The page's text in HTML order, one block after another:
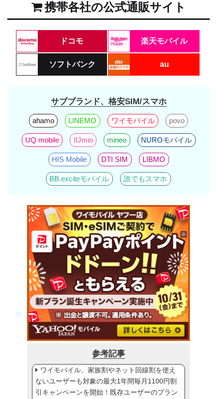
携帯各社の公式通販サイト
ドコモ 楽天モバイル
ソフトバンク au
サブブランド、格安SIM/スマホ
ahamo LINEMO ワイモバイル povo
UQ mobile IIJmio mineo NUROモバイル
HIS Mobile DTI SIM LIBMO
BB.exciteモバイル 誰でもスマホ
参考記事
ワイモバイル、家族割やネット回線割を使え
ないユーザーも対象の最大1年間毎月1100円割
引キャンペーンを開始！既存ユーザーのプラン